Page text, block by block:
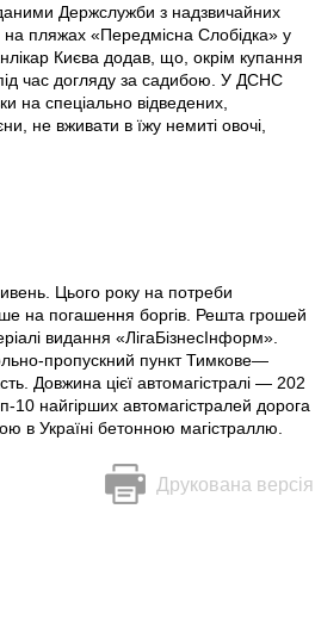
Держслужби з надзвичайних
на пляжах «Передмісна Слобідка» у
Києва додав, що, окрім купання
час догляду за садибою. У ДСНС
на спеціально відведених,
не вживати в їжу немиті овочі,
Цього року на потреби
на погашення боргів. Решта грошей
видання «ЛігаБізнесІнформ».
пропускний пункт Тимкове—
Довжина цієї автомагістралі — 202
10 найгірших автомагістралей дорога
в Україні бетонною магістраллю.
Друкована версія